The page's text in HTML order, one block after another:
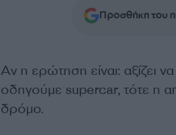
Προσθήκη του
Αν η ερώτηση είναι: αξίζει
οδηγούμε supercar, τότε η
δρόμο.